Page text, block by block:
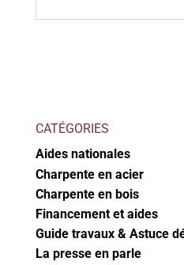
CATÉGORIES
Aides nationales
Charpente en acier
Charpente en bois
Financement et aides
Guide travaux & Astuce
La presse en parle